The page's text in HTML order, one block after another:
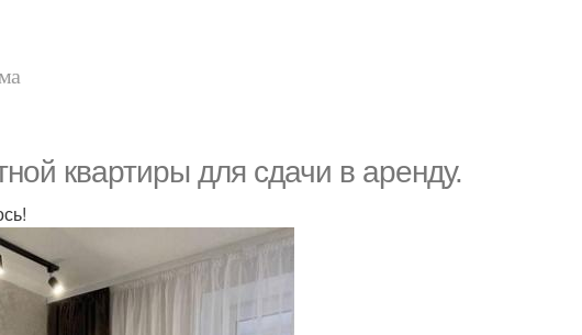
квартиры для сдачи в аренду.